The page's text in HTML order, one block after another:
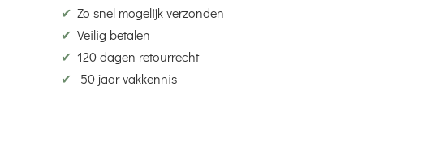
✔ Zo snel mogelijk verzonden
✔ Veilig betalen
✔ 120 dagen retourrecht
✔
50 jaar vakkennis